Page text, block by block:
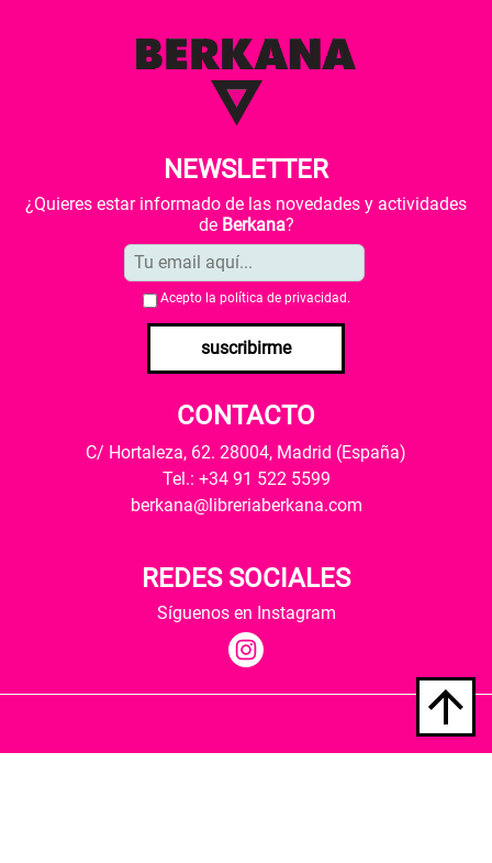
NEWSLETTER
¿Quieres estar informado de las novedades y actividades
de Berkana?
Acepto la política de privacidad .
suscribirme
CONTACTO
C/ Hortaleza, 62. 28004, Madrid (España)
Tel.: +34 91 522 5599
berkana@libreriaberkana.com
REDES SOCIALES
Síguenos en Instagram